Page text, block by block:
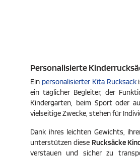
Personalisierte
Ein personalisierter Kita Rucksack
ein täglicher Begleiter, der
Kindergarten, beim Sport oder
vielseitige Zwecke, stehen für
Dank ihres leichten Gewichts,
unterstützen diese Rucksäcke
verstauen und sicher zu